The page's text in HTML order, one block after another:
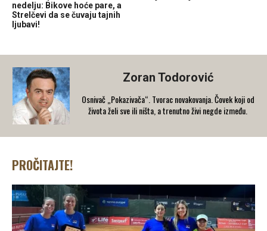
nedelju: Bikove hoće pare, a
Strelčevi da se čuvaju tajnih
ljubavi!
Zoran Todorović
Osnivač „Pokazivača“. Tvorac novakovanja. Čovek koji od
života želi sve ili ništa, a trenutno živi negde između.
PROČITAJTE!